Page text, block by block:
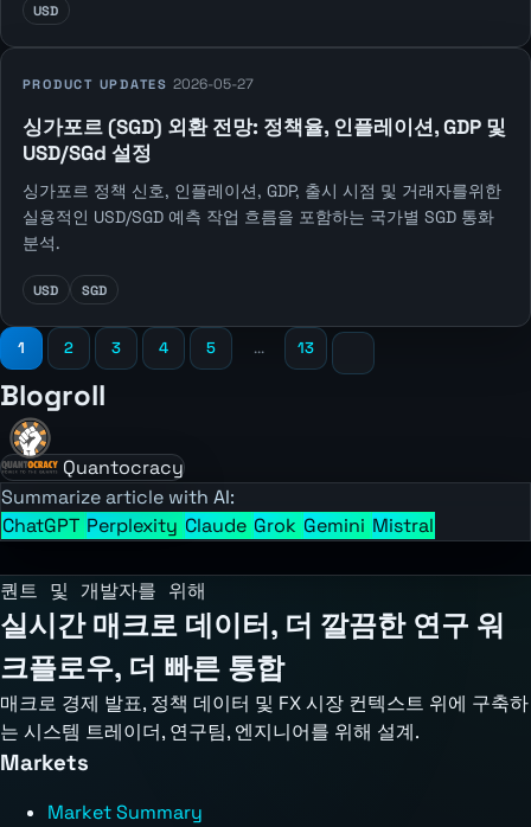
USD
PRODUCT UPDATES 2026-05-27
싱가포르 (SGD) 외환 전망: 정책율, 인플레이션, GDP 및
USD/SGd 설정
싱가포르 정책 신호, 인플레이션, GDP, 출시 시점 및 거래자를위한
실용적인 USD/SGD 예측 작업 흐름을 포함하는 국가별 SGD 통화
분석.
USD SGD
1 2 3 4 5 ... 13
Blogroll
Quantocracy
Summarize article with AI:
ChatGPT Perplexity Claude Grok Gemini Mistral
퀀트 및 개발자를 위해
실시간 매크로 데이터, 더 깔끔한 연구 워
크플로우, 더 빠른 통합
매크로 경제 발표, 정책 데이터 및 FX 시장 컨텍스트 위에 구축하
는 시스템 트레이더, 연구팀, 엔지니어를 위해 설계.
Markets
Market Summary